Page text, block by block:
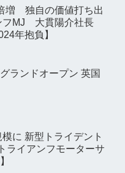
増 独自の価値打ち出
フMJ 大貫陽介社長
年抱負】
ランドオープン 英国
に 新型トライデント
ライアンフモーターサ